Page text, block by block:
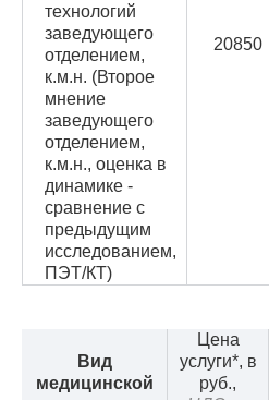
технологий
заведующего
отделением,
к.м.н. (Второе
мнение
заведующего
отделением,
к.м.н., оценка в
динамике -
сравнение с
предыдущим
исследованием,
ПЭТ/КТ)
20850
Вид
медицинской
Цена
услуги*, в
руб.,